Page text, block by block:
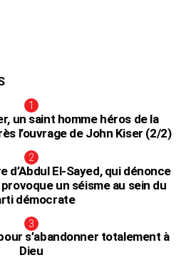
un saint homme héros de la
l’ouvrage de John Kiser (2/2)
d’Abdul El-Sayed, qui dénonce
un séisme au sein du
démocrate
s’abandonner totalement à
Dieu